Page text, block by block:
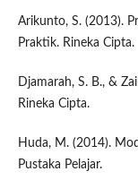
Arikunto, S. (2013).
Praktik. Rineka Cipta.
Djamarah, S. B., &
Rineka Cipta.
Huda, M. (2014).
Pustaka Pelajar.